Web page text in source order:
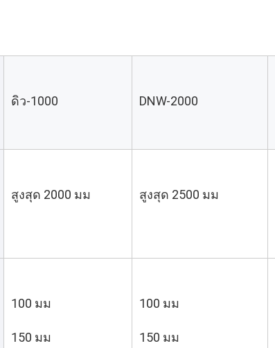
ดิว-1000 DNW-2000
สูงสุด 2000 มม สูงสุด 2500 มม
100 มม
150 มม
100 มม
150 มม